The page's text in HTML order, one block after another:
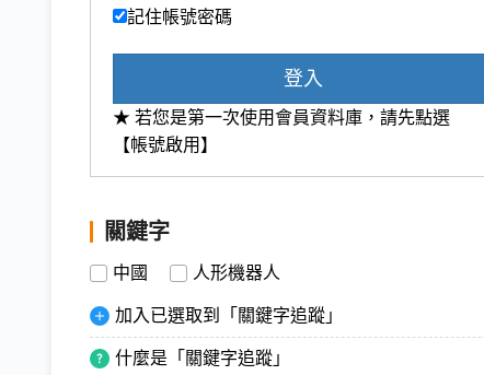
記住帳號密碼
登入
★ 若您是第一次使用會員資料庫，請先點選
【帳號啟用】
關鍵字
中國 人形機器人
加入已選取到「關鍵字追蹤」
什麼是「關鍵字追蹤」